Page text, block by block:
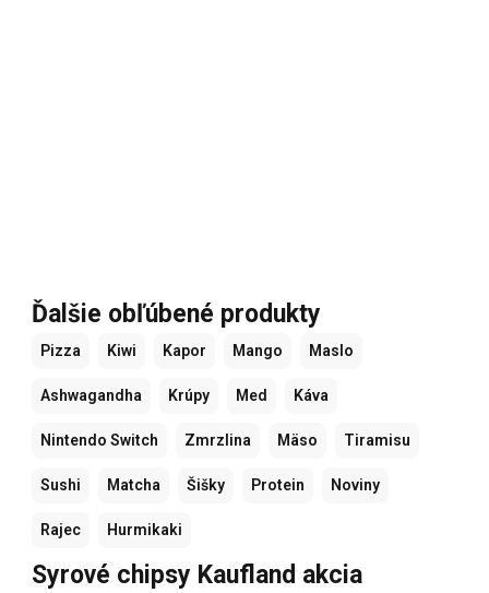
Ďalšie obľúbené produkty
Pizza Kiwi Kapor Mango Maslo
Ashwagandha Krúpy Med Káva
Nintendo Switch Zmrzlina Mäso Tiramisu
Sushi Matcha Šišky Protein Noviny
Rajec Hurmikaki
Syrové chipsy Kaufland akcia